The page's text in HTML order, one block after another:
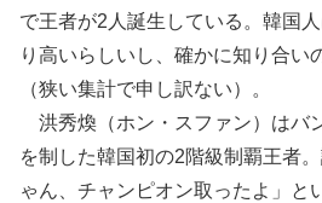
で王者が2人誕生している。韓国
り高いらしいし、確かに知り合い
（狭い集計で申し訳ない）。
洪秀煥（ホン・スファン）はバ
を制した韓国初の2階級制覇王者
ゃん、チャンピオン取ったよ」と